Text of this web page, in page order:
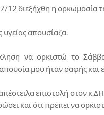
12 διεξήχθη η ορκωμοσία
απουσίαζα.
να ορκιστώ το
μου ήταν σαφής και
επιστολή στον
και ότι πρέπει να